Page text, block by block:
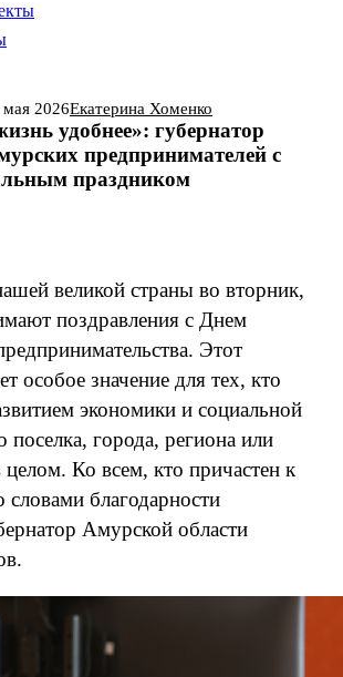
Реклама Все новости
мая 2026Екатерина Хоменко
удобнее»: губернатор
предпринимателей с
праздником
великой страны во вторник,
поздравления с Днем
Этот
особое значение для тех, кто
экономики и социальной
города, региона или
целом. Ко всем, кто причастен к
словами благодарности
Амурской области